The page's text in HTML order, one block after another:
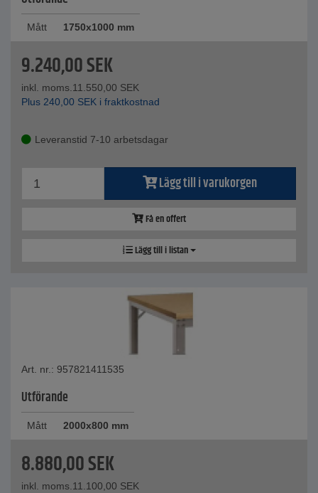
Mått 1750x1000 mm
9.240,00SEK
inkl. moms.11.550,00 SEK
Plus 240,00 SEK i fraktkostnad
Leveranstid 7-10 arbetsdagar
Lägg till i varukorgen
Få en offert
Lägg till i listan
Art. nr.: 957821411535
Utförande
Mått 2000x800 mm
8.880,00SEK
inkl. moms.11.100,00 SEK